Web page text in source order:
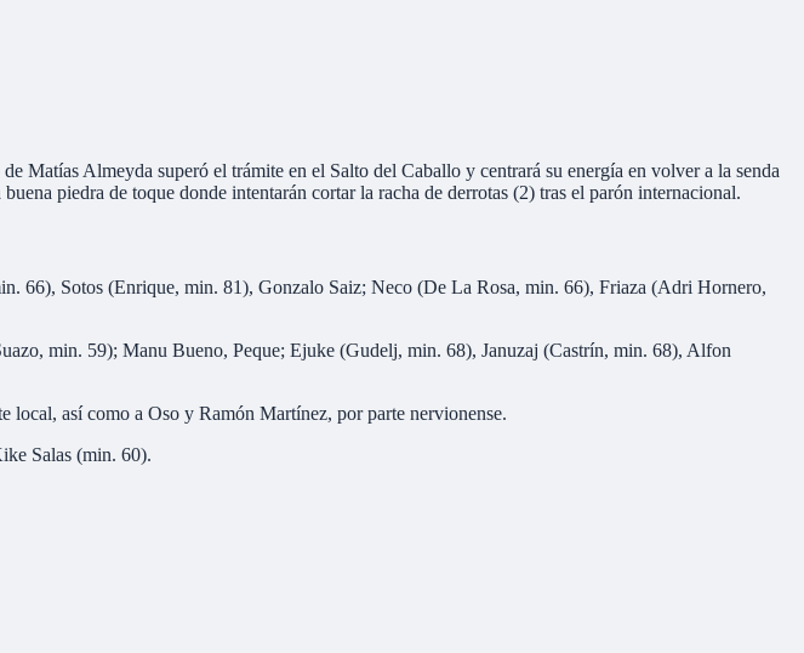
Matías Almeyda superó el trámite en el Salto del Caballo y centrará su energía en volver a la senda
piedra de toque donde intentarán cortar la racha de derrotas (2) tras el parón internacional.
66), Sotos (Enrique, min. 81), Gonzalo Saiz; Neco (De La Rosa, min. 66), Friaza (Adri Hornero,
min. 59); Manu Bueno, Peque; Ejuke (Gudelj, min. 68), Januzaj (Castrín, min. 68), Alfon
local, así como a Oso y Ramón Martínez, por parte nervionense.
Salas (min. 60).